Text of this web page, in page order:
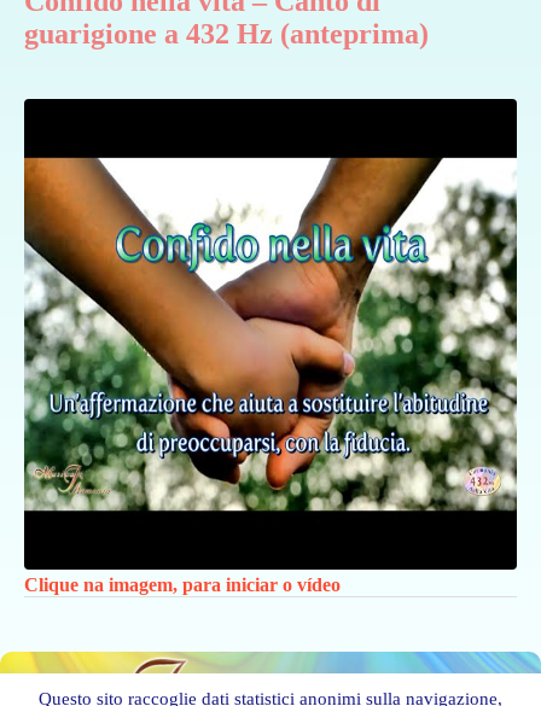
guarigione a 432 Hz (anteprima)
Clique na imagem, para iniciar o vídeo
Questo sito raccoglie dati statistici anonimi sulla navigazione,